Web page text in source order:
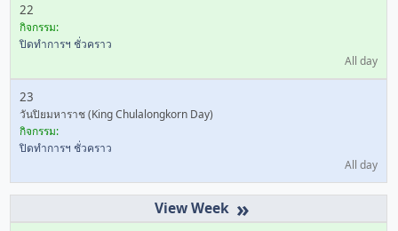
22
กิจกรรม:
ปิดทำการฯ ชั่วคราว
All day
23
วันปิยมหาราช (King Chulalongkorn Day)
กิจกรรม:
ปิดทำการฯ ชั่วคราว
All day
»